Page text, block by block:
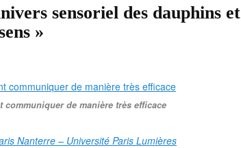
sensoriel des dauphins et
»
communiquer de manière très efficace
Nanterre – Université Paris Lumières